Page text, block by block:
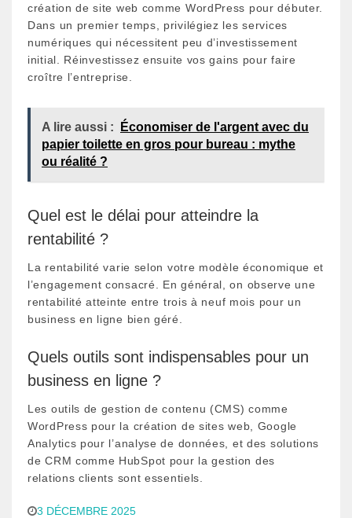
création de site web comme WordPress pour débuter.
Dans un premier temps, privilégiez les services
numériques qui nécessitent peu d’investissement
initial. Réinvestissez ensuite vos gains pour faire
croître l’entreprise.
A lire aussi :
Économiser de l'argent avec du
papier toilette en gros pour bureau : mythe
ou réalité ?
Quel est le délai pour atteindre la
rentabilité ?
La rentabilité varie selon votre modèle économique et
l’engagement consacré. En général, on observe une
rentabilité atteinte entre trois à neuf mois pour un
business en ligne bien géré.
Quels outils sont indispensables pour un
business en ligne ?
Les outils de gestion de contenu (CMS) comme
WordPress pour la création de sites web, Google
Analytics pour l’analyse de données, et des solutions
de CRM comme HubSpot pour la gestion des
relations clients sont essentiels.
3 DÉCEMBRE 2025